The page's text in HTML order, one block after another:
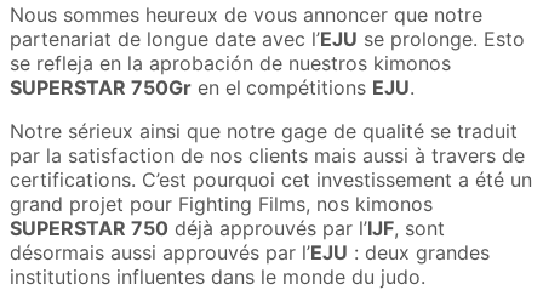
Nous sommes heureux de vous annoncer que notre
partenariat de longue date avec l’EJU se prolonge. Esto
se refleja en la aprobación de nuestros kimonos
SUPERSTAR 750Gr en el compétitions EJU.
Notre sérieux ainsi que notre gage de qualité se traduit
par la satisfaction de nos clients mais aussi à travers de
certifications. C’est pourquoi cet investissement a été un
grand projet pour Fighting Films, nos kimonos
SUPERSTAR 750 déjà approuvés par l’IJF, sont
désormais aussi approuvés par l’EJU : deux grandes
institutions influentes dans le monde du judo.